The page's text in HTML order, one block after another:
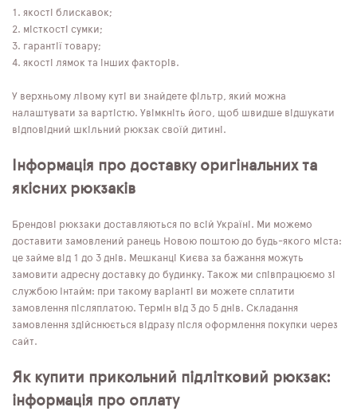
якості блискавок;
місткості сумки;
гарантії товару;
якості лямок та інших факторів.
У верхньому лівому куті ви знайдете фільтр, який можна
налаштувати за вартістю. Увімкніть його, щоб швидше відшукати
відповідний шкільний рюкзак своїй дитині.
Інформація про доставку оригінальних та
якісних рюкзаків
Брендові рюкзаки доставляються по всій Україні. Ми можемо
доставити замовлений ранець Новою поштою до будь-якого міста:
це займе від 1 до 3 днів. Мешканці Києва за бажання можуть
замовити адресну доставку до будинку. Також ми співпрацюємо зі
службою Інтайм: при такому варіанті ви можете сплатити
замовлення післяплатою. Термін від 3 до 5 днів. Складання
замовлення здійснюється відразу після оформлення покупки через
сайт.
Як купити прикольний підлітковий рюкзак:
інформація про оплату